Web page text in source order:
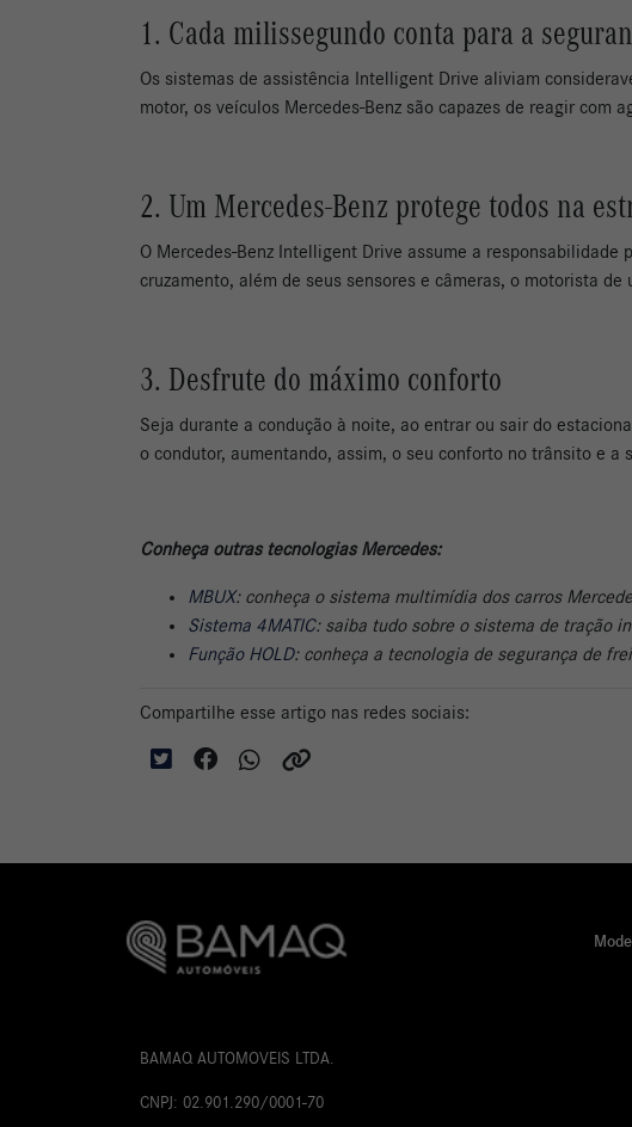
1. Cada milissegundo conta para a
Os sistemas de assistência Intelligent Drive aliviam
motor, os veículos Mercedes-Benz são capazes de reagir com
2. Um Mercedes-Benz protege todos na
O Mercedes-Benz Intelligent Drive assume a
cruzamento, além de seus sensores e câmeras, o motorista
3. Desfrute do máximo conforto
Seja durante a condução à noite, ao entrar ou sair do
o condutor, aumentando, assim, o seu conforto no trânsito e a
Conheça outras tecnologias Mercedes:
MBUX: conheça o sistema multimídia dos carros
Sistema 4MATIC: saiba tudo sobre o sistema de tração
Função HOLD: conheça a tecnologia de segurança de
Compartilhe esse artigo nas redes sociais:
BAMAQ AUTOMOVEIS LTDA.
CNPJ: 02.901.290/0001-70